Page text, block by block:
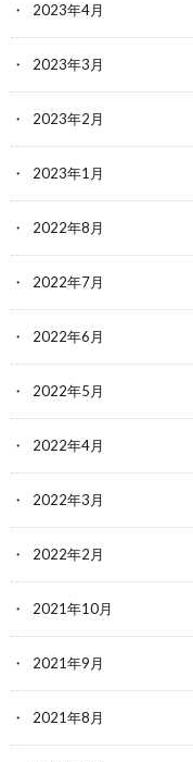
2023年4月
2023年3月
2023年2月
2023年1月
2022年8月
2022年7月
2022年6月
2022年5月
2022年4月
2022年3月
2022年2月
2021年10月
2021年9月
2021年8月